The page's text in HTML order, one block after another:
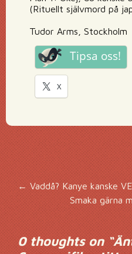
(Rituellt självmord på
Tudor Arms, Stockholm
Tipsa oss!
X
← Vaddå? Kanye kanske
Smaka gärna
0 thoughts on “